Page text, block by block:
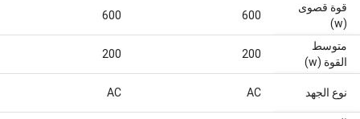
قوة قصوى
(w)
600
600
متوسط
القوة (w)
200
200
نوع الجهد AC
AC